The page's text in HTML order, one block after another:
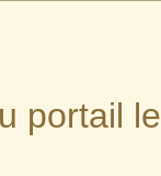
portail